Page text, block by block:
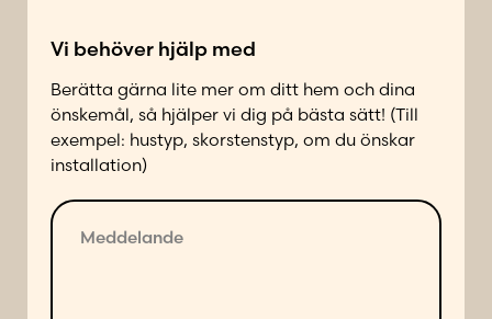
t
d
p
å
f
ö
l
Vi behöver hjälp med
Berätta gärna lite mer om ditt hem och dina
önskemål, så hjälper vi dig på bästa sätt! (Till
exempel: hustyp, skorstenstyp, om du önskar
installation)
M